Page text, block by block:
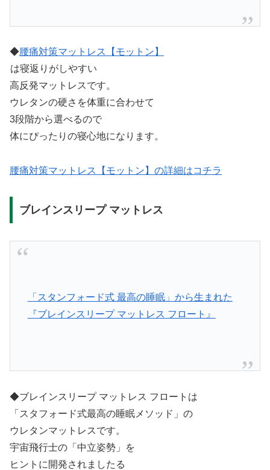
◆腰痛対策マットレス【モットン】
は寝返りがしやすい
高反発マットレスです。
ウレタンの硬さを体重に合わせて
3段階から選べるので
体にぴったりの寝心地になります。
腰痛対策マットレス【モットン】の詳細はコチラ
ブレインスリープ マットレス
「スタンフォード式 最高の睡眠」から生まれた
『ブレインスリープ マットレス フロート』
◆ブレインスリープ マットレス フロートは
「スタフォード式最高の睡眠メソッド」の
ウレタンマットレスです。
宇宙飛行士の「中立姿勢」を
ヒントに開発されましたる